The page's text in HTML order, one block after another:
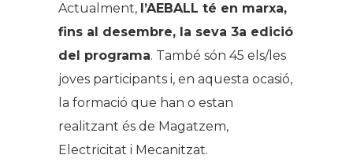
Actualment, l’AEBALL té en marxa,
fins al desembre, la seva 3a edició
del programa. També són 45 els/les
joves participants i, en aquesta ocasió,
la formació que han o estan
realitzant és de Magatzem,
Electricitat i Mecanitzat.